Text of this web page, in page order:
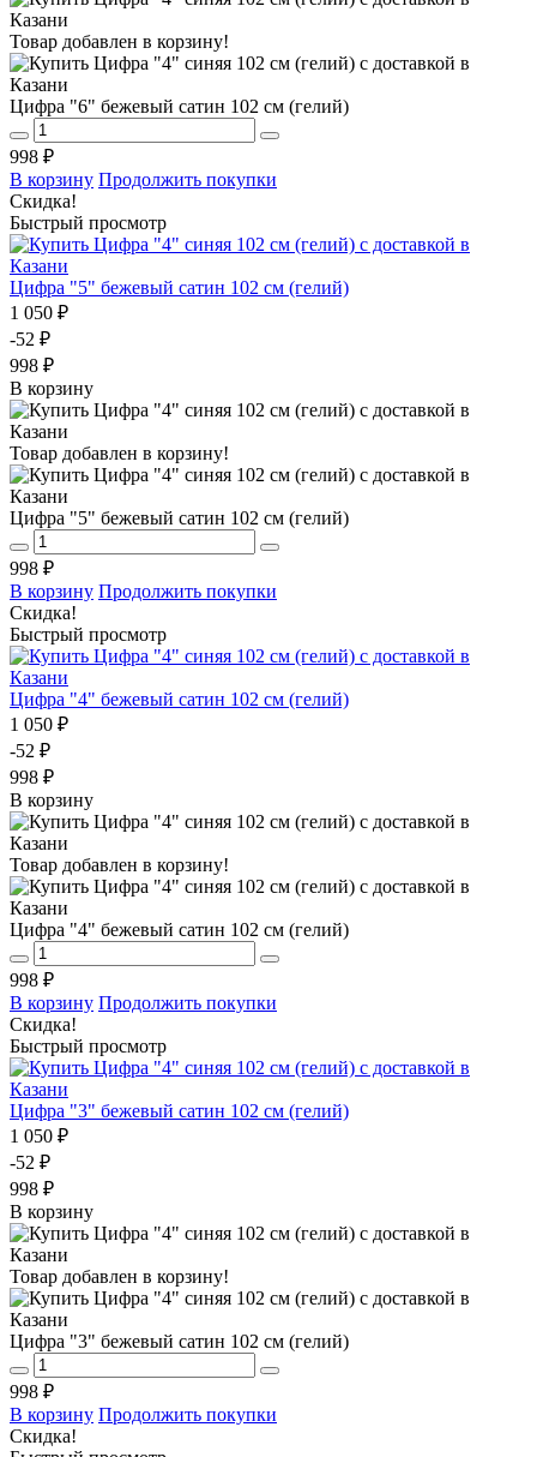
Товар добавлен в корзину!
Цифра "6" бежевый сатин 102 см (гелий)
998 ₽
В корзину Продолжить покупки
Скидка!
Быстрый просмотр
Цифра "5" бежевый сатин 102 см (гелий)
1 050 ₽
-52 ₽
998 ₽
В корзину
Товар добавлен в корзину!
Цифра "5" бежевый сатин 102 см (гелий)
998 ₽
В корзину Продолжить покупки
Скидка!
Быстрый просмотр
Цифра "4" бежевый сатин 102 см (гелий)
1 050 ₽
-52 ₽
998 ₽
В корзину
Товар добавлен в корзину!
Цифра "4" бежевый сатин 102 см (гелий)
998 ₽
В корзину Продолжить покупки
Скидка!
Быстрый просмотр
Цифра "3" бежевый сатин 102 см (гелий)
1 050 ₽
-52 ₽
998 ₽
В корзину
Товар добавлен в корзину!
Цифра "3" бежевый сатин 102 см (гелий)
998 ₽
В корзину Продолжить покупки
Скидка!